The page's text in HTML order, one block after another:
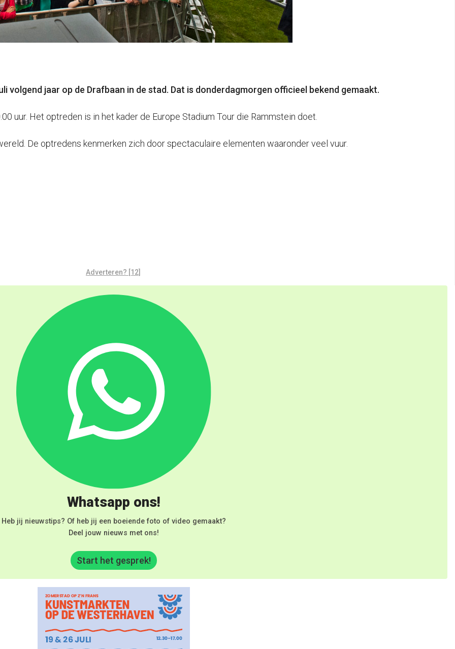
volgend jaar op de Drafbaan in de stad. Dat is donderdagmorgen officieel bekend gemaakt.
uur. Het optreden is in het kader de Europe Stadium Tour die Rammstein doet.
De optredens kenmerken zich door spectaculaire elementen waaronder veel vuur.
Adverteren? [12]
Whatsapp ons!
Heb jij nieuwstips? Of heb jij een boeiende foto of video gemaakt?
Deel jouw nieuws met ons!
Start het gesprek!